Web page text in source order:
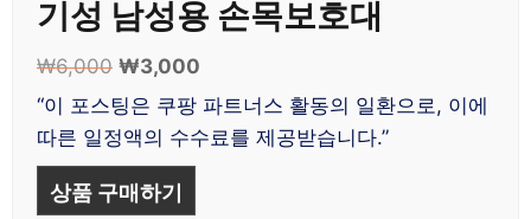
기성 남성용 손목보호대
₩6,000 원
래
가
격:
₩6,000.
₩3,000
재
가
격:
“이 포스팅은 쿠팡 파트너스 활동의 일환으로, 이에
따른 일정액의 수수료를 제공받습니다.”
상품 구매하기